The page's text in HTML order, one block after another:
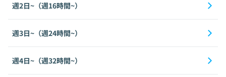
週2日~（週16時間~）
週3日~（週24時間~）
週4日~（週32時間~）